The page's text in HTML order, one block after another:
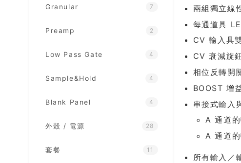
Granular 7
Preamp 2
Low Pass Gate 4
Sample&Hold 4
Blank Panel 4
外殼 / 電源 28
套餐 11
兩組獨立線
每通道具
CV 輸入具
CV 衰減旋
相位反轉開
BOOST 增
串接式輸入
A 通道
A 通道
所有輸入／